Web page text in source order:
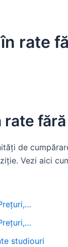
rate
de
Vezi aici
studiouri